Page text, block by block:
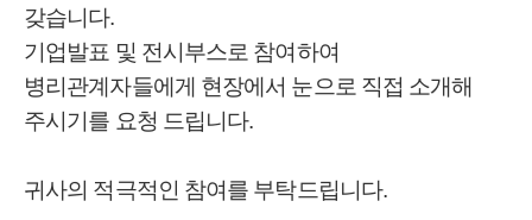
갖습니다.
기업발표 및 전시부스로 참여하여
병리관계자들에게 현장에서 눈으로 직접 소개해
주시기를 요청 드립니다.
귀사의 적극적인 참여를 부탁드립니다.